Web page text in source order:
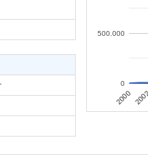
2000
0
500.000